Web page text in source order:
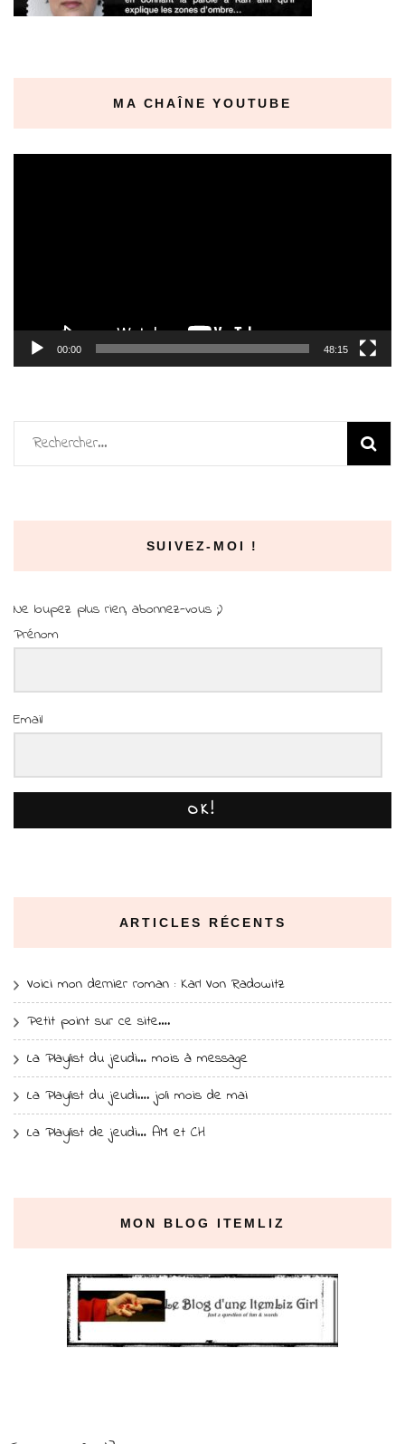
MA CHAÎNE YOUTUBE
00:00 48:15
Rechercher :
SUIVEZ-MOI !
Ne loupez plus rien, abonnez-vous ;)
Prénom
Email
OK!
ARTICLES RÉCENTS
Voici mon dernier roman : Karl Von Radowitz
Petit point sur ce site….
La Playlist du jeudi… mois à message
La Playlist du jeudi…. joli mois de mai
La Playlist de jeudi… AM et CH
MON BLOG ITEMLIZ